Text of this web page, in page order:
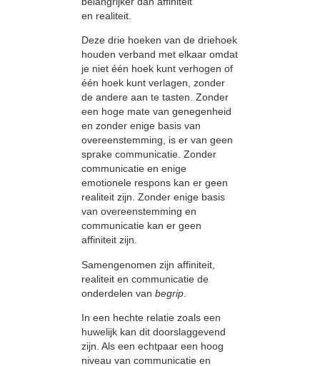
en realiteit.
Deze drie hoeken van de driehoek
houden verband met elkaar omdat
je niet één hoek kunt verhogen of
één hoek kunt verlagen, zonder
de andere aan te tasten. Zonder
een hoge mate van genegenheid
en zonder enige basis van
overeenstemming, is er van geen
sprake communicatie. Zonder
communicatie en enige
emotionele respons kan er geen
realiteit zijn. Zonder enige basis
van overeenstemming en
communicatie kan er geen
affiniteit zijn.
Samengenomen zijn affiniteit,
realiteit en communicatie de
onderdelen van begrip
In een hechte relatie zoals een
huwelijk kan dit doorslaggevend
zijn. Als een echtpaar een hoog
niveau van communicatie en